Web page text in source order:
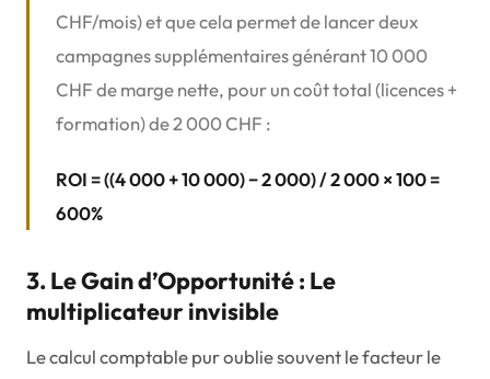
CHF/mois) et que cela permet de lancer deux
campagnes supplémentaires générant 10 000
CHF de marge nette, pour un coût total (licences +
formation) de 2 000 CHF :
ROI = ((4 000 + 10 000) − 2 000) / 2 000 × 100 =
600%
3. Le Gain d’Opportunité : Le
multiplicateur invisible
Le calcul comptable pur oublie souvent le facteur le